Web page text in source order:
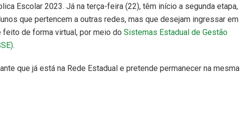
Escolar 2023. Já na terça-feira (22), têm início a segunda etapa,
que pertencem a outras redes, mas que desejam ingressar em
feito de forma virtual, por meio do Sistemas Estadual de Gestão
.
que já está na Rede Estadual e pretende permanecer na mesma